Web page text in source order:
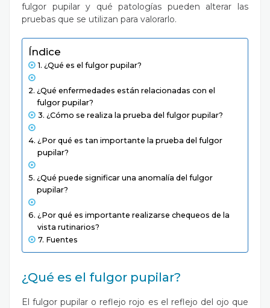
fulgor pupilar y qué patologías pueden alterar las
pruebas que se utilizan para valorarlo.
Índice
¿Qué es el fulgor pupilar?
¿Qué enfermedades están relacionadas con el
fulgor pupilar?
¿Cómo se realiza la prueba del fulgor pupilar?
¿Por qué es tan importante la prueba del fulgor
pupilar?
¿Qué puede significar una anomalía del fulgor
pupilar?
¿Por qué es importante realizarse chequeos de la
vista rutinarios?
Fuentes
¿Qué es el fulgor pupilar?
El fulgor pupilar o reflejo rojo es el reflejo del ojo que